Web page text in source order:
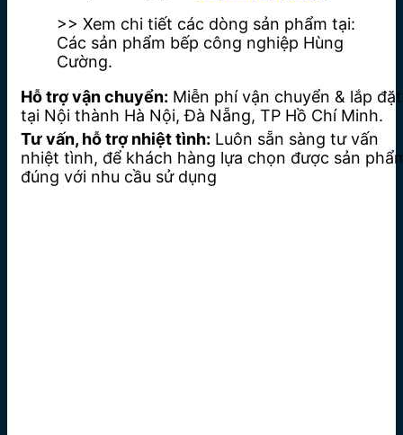
>> Xem chi tiết các dòng sản phẩm tại:
Các sản phẩm bếp công nghiệp Hùng
Cường.
Hỗ trợ vận chuyển: Miễn phí vận chuyển & lắp đặt
tại Nội thành Hà Nội, Đà Nẵng, TP Hồ Chí Minh.
Tư vấn, hỗ trợ nhiệt tình: Luôn sẵn sàng tư vấn
nhiệt tình, để khách hàng lựa chọn được sản
đúng với nhu cầu sử dụng